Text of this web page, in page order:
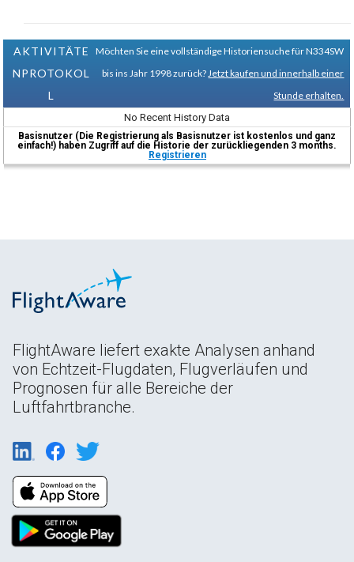
AKTIVITÄTE
NPROTOKOL
L
Möchten Sie eine vollständige Historiensuche für N334SW
bis ins Jahr 1998 zurück? Jetzt kaufen und innerhalb einer
Stunde erhalten.
No Recent History Data
Basisnutzer (Die Registrierung als Basisnutzer ist kostenlos und ganz
einfach!) haben Zugriff auf die Historie der zurückliegenden 3 months.
Registrieren
FlightAware liefert exakte Analysen anhand
von Echtzeit-Flugdaten, Flugverläufen und
Prognosen für alle Bereiche der
Luftfahrtbranche.